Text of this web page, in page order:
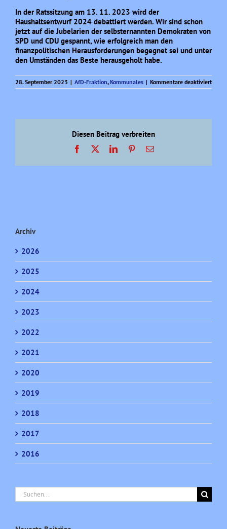
In der Ratssitzung am 13. 11. 2023 wird der
Haushaltsentwurf 2024 debattiert werden. Wir sind schon
jetzt auf die Jubelarien der selbsternannten Demokraten von
SPD und CDU gespannt, wie erfolgreich man den
finanzpolitischen Herausforderungen begegnet sei und unter
den Umständen das Beste herausgeholt habe.
28. September 2023 | AfD-Fraktion,Kommunales | Kommentare deaktiviertfür
Ein
an
Diesen Beitrag verbreiten
Facebook LinkedInPinterest
E-
Archiv
2026
2025
2024
2023
2022
2021
2020
2019
2018
2017
2016
Suche
nach: